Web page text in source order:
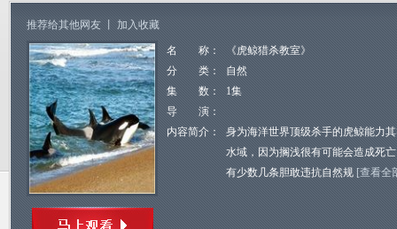
推荐给其他网友 加入收藏
名 称：
《虎鲸猎杀教室》
分 类：
自然
集 数：
1集
导 演：
内容简介：
身为海洋世界顶级杀手的虎鲸能力
水域，因为搁浅很有可能会造成死
有少数几条胆敢违抗自然规 [查看全